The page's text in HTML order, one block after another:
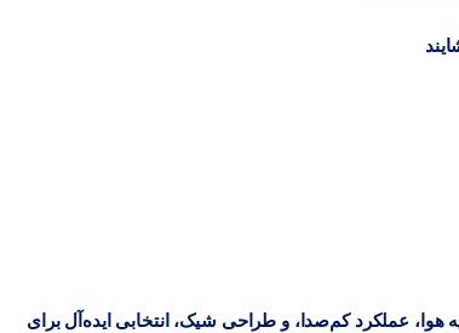
هوا، عملکرد کم‌صدا، و طراحی شیک، انتخابی ایده‌آل برای